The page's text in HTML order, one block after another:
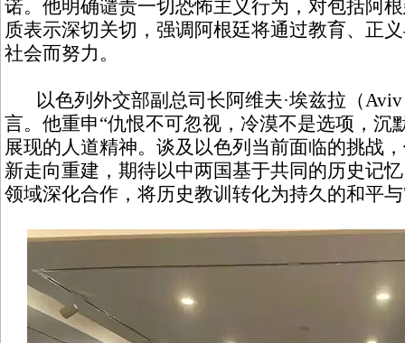
诺。他明确谴责一切恐怖主义行为，对包括阿
质表示深切关切，强调阿根廷将通过教育、正
社会而努力。
以色列外交部副总司长阿维夫·埃兹拉（Aviv
言。他重申“仇恨不可忽视，冷漠不是选项，沉
展现的人道精神。谈及以色列当前面临的挑战
新走向重建，期待以中两国基于共同的历史记
领域深化合作，将历史教训转化为持久的和平